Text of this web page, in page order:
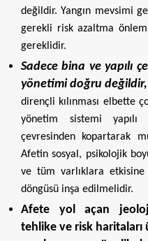
değildir. Yangın mevsimi
gerekli risk azaltma
gereklidir.
Sadece bina ve yapılı
yönetimi doğru değildir,
dirençli kılınması elbette
yönetim sistemi
çevresinden kopartarak
Afetin sosyal, psikolojik
ve tüm varlıklara
döngüsü inşa edilmelidir.
Afete yol açan jeolojik
tehlike ve risk haritaları